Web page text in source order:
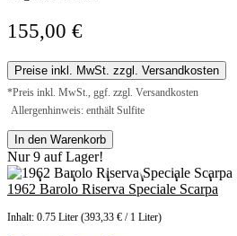
155,00 €
Preise inkl. MwSt. zzgl. Versandkosten
*Preis inkl. MwSt., ggf. zzgl. Versandkosten
Allergenhinweis: enthält Sulfite
In den Warenkorb
Nur 9 auf Lager!
1962 Barolo Riserva Speciale Scarpa
Inhalt: 0.75 Liter (393,33 € / 1 Liter)